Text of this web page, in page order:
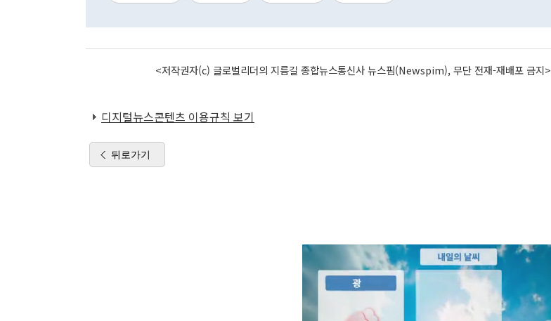
<저작권자(c) 글로벌리더의 지름길 종합뉴스통신사 뉴스핌(Newspim), 무단 전재-재배포 금지>
디지털뉴스콘텐츠 이용규칙 보기
뒤로가기